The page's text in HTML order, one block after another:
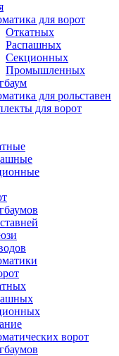
для ворот
Откатных
Распашных
Секционных
Промышленных
для рольставен
для ворот
ворот